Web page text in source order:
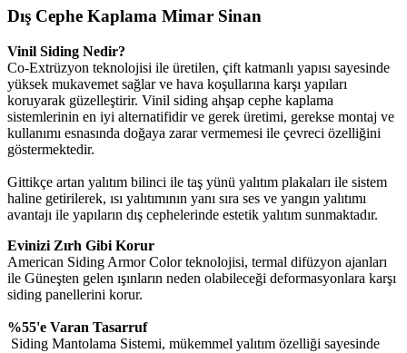
Dış Cephe Kaplama Mimar Sinan
Vinil Siding Nedir?
Co-Extrüzyon teknolojisi ile üretilen, çift katmanlı yapısı sayesinde
yüksek mukavemet sağlar ve hava koşullarına karşı yapıları
koruyarak güzelleştirir. Vinil siding ahşap cephe kaplama
sistemlerinin en iyi alternatifidir ve gerek üretimi, gerekse montaj ve
kullanımı esnasında doğaya zarar vermemesi ile çevreci özelliğini
göstermektedir.
Gittikçe artan yalıtım bilinci ile taş yünü yalıtım plakaları ile sistem
haline getirilerek, ısı yalıtımının yanı sıra ses ve yangın yalıtımı
avantajı ile yapıların dış cephelerinde estetik yalıtım sunmaktadır.
Evinizi Zırh Gibi Korur
American Siding Armor Color teknolojisi, termal difüzyon ajanları
ile Güneşten gelen ışınların neden olabileceği deformasyonlara karşı
siding panellerini korur.
%55'e Varan Tasarruf
Siding Mantolama Sistemi, mükemmel yalıtım özelliği sayesinde